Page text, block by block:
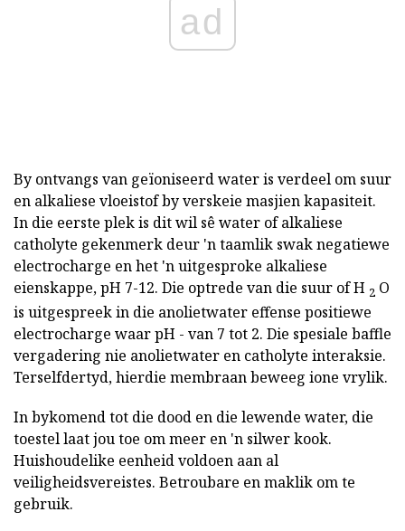
ad
By ontvangs van geïoniseerd water is verdeel om suur
en alkaliese vloeistof by verskeie masjien kapasiteit.
In die eerste plek is dit wil sê water of alkaliese
catholyte gekenmerk deur 'n taamlik swak negatiewe
electrocharge en het 'n uitgesproke alkaliese
eienskappe, pH 7-12. Die optrede van die suur of H 2 O
is uitgespreek in die anolietwater effense positiewe
electrocharge waar pH - van 7 tot 2. Die spesiale baffle
vergadering nie anolietwater en catholyte interaksie.
Terselfdertyd, hierdie membraan beweeg ione vrylik.
In bykomend tot die dood en die lewende water, die
toestel laat jou toe om meer en 'n silwer kook.
Huishoudelike eenheid voldoen aan al
veiligheidsvereistes. Betroubare en maklik om te
gebruik.